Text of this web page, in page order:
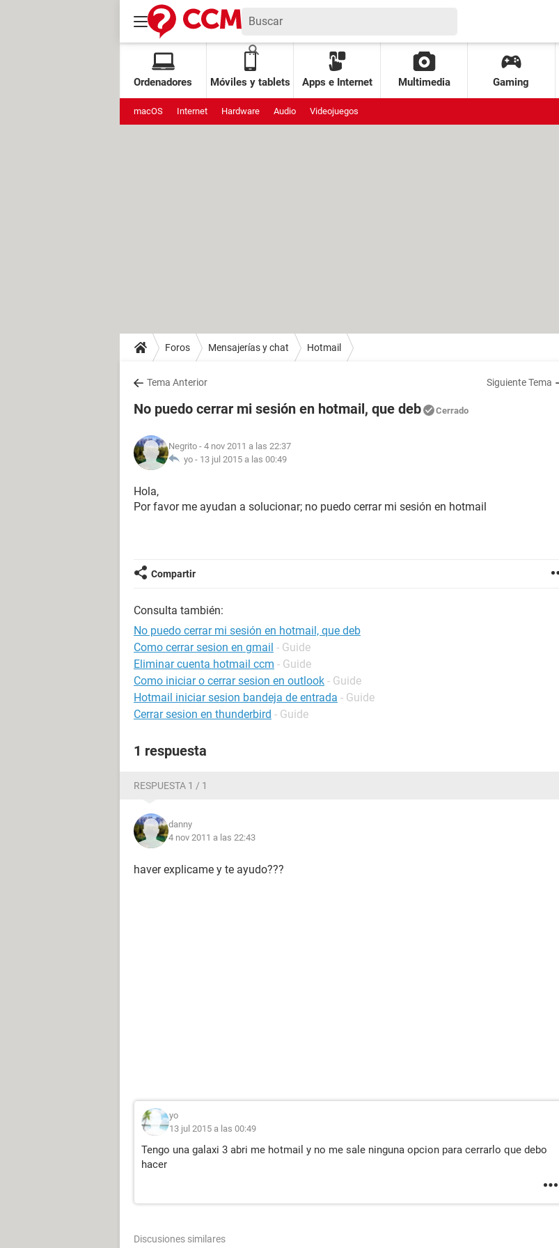
Ordenadores Móviles y tablets Apps e Internet Multimedia Gaming
macOS Internet Hardware Audio Videojuegos
Foros Mensajerías y chat Hotmail
Tema Anterior Siguiente Tema
No puedo cerrar mi sesión en hotmail, que deb Cerrado
Negrito - 4 nov 2011 a las 22:37
yo - 13 jul 2015 a las 00:49
Hola,
Por favor me ayudan a solucionar; no puedo cerrar mi sesión en hotmail
Compartir
Consulta también:
No puedo cerrar mi sesión en hotmail, que deb
Como cerrar sesion en gmail - Guide
Eliminar cuenta hotmail ccm - Guide
Como iniciar o cerrar sesion en outlook - Guide
Hotmail iniciar sesion bandeja de entrada - Guide
Cerrar sesion en thunderbird - Guide
1 respuesta
RESPUESTA 1 / 1
danny
4 nov 2011 a las 22:43
haver explicame y te ayudo???
yo
13 jul 2015 a las 00:49
Tengo una galaxi 3 abri me hotmail y no me sale ninguna opcion para cerrarlo que debo
hacer
Discusiones similares